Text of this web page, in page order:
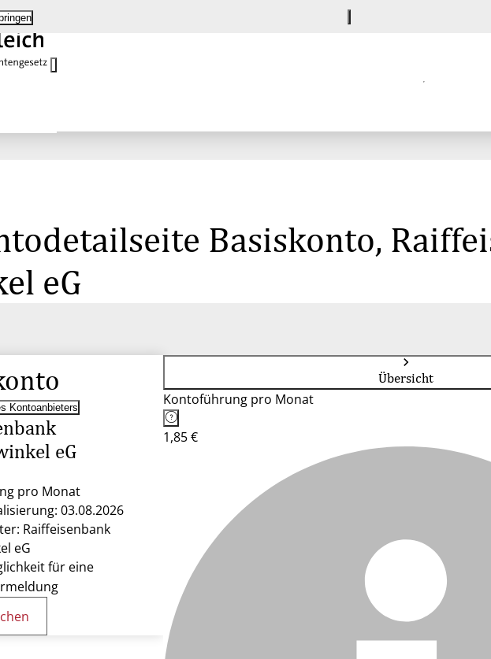
Basiskonto,
eG
Kontoanbieters
eG
pro Monat
03.08.2026
Raiffeisenbank
eG
für eine
Übersicht
Kontoführung pro Monat
1,85 €